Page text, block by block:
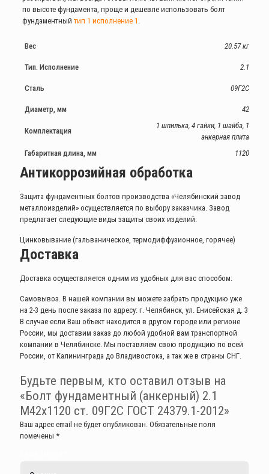
по высоте фундамента, проще и дешевле использовать болт
фундаментный тип 1 исполнение 1 .
Вес 20.57 кг
Тип. Исполнение 2.1
Сталь 09Г2С
Диаметр, мм 42
Комплектация
1 шпилька, 4 гайки, 1 шайба, 1
анкерная плита
Габаритная длина, мм
1120
Антикоррозийная обработка
Защита фундаментных болтов производства «Челябинский завод
металлоизделий» осуществляется по выбору заказчика. Завод
предлагает следующие виды защиты своих изделий:
Цинковывание (гальваническое, термодиффузионное, горячее)
Доставка
Доставка осуществляется одним из удобных для вас способом:
Самовывоз. В нашей компании вы можете забрать продукцию уже
на 2-3 день после заказа по адресу: г. Челябинск, ул. Енисейская д. 3
В случае если Ваш объект находится в другом городе или регионе
России, мы доставим заказ до любой удобной вам транспортной
компании в Челябинске. Мы поставляем свою продукцию по всей
России, от Калининграда до Владивостока, а так же в страны СНГ.
Будьте первым, кто оставил отзыв на
«Болт фундаментный (анкерный) 2.1
М42х1120 ст. 09Г2С ГОСТ 24379.1-2012»
Ваш адрес email не будет опубликован. Обязательные поля
помечены *